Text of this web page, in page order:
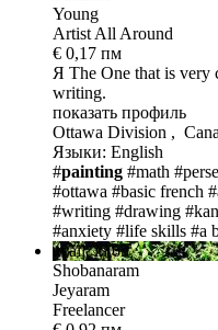
Young
Artist All Around
€ 0,17 пм
Я The One that is very
writing.
показать профиль
Ottawa Division ,
Языки: English
#painting #math
#ottawa #basic french
#writing #drawing
#anxiety #life skills #a
avail. in 6h
Shobanaram
Jeyaram
Freelancer